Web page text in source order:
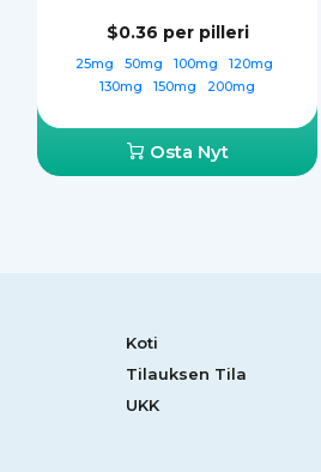
$0.36 per pilleri
25mg 50mg 100mg
120mg
130mg
150mg 200mg
Osta Nyt
Koti
Tilauksen Tila
UKK